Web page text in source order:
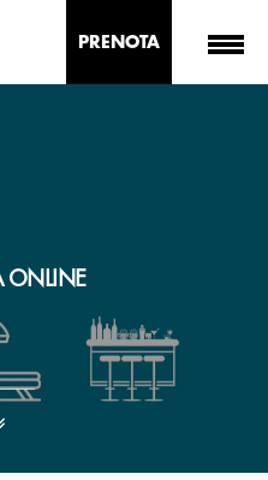
PRENOTA
ONLINE